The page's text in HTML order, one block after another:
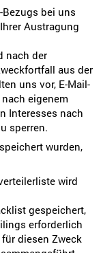
bei uns
Austragung
nach der
aus der
uns vor, E-Mail-
eigenem
Interesses nach
sperren.
wurden,
wird
gespeichert,
erforderlich
diesen Zweck